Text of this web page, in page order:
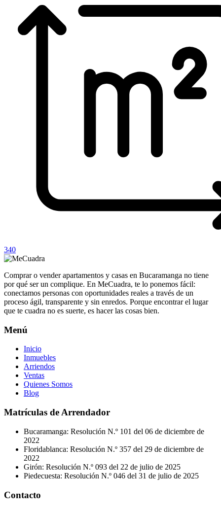
340
Comprar o vender apartamentos y casas en Bucaramanga no tiene
por qué ser un complique. En MeCuadra, te lo ponemos fácil:
conectamos personas con oportunidades reales a través de un
proceso ágil, transparente y sin enredos. Porque encontrar el lugar
que te cuadra no es suerte, es hacer las cosas bien.
Menú
Inicio
Inmuebles
Arriendos
Ventas
Quienes Somos
Blog
Matrículas de Arrendador
Bucaramanga: Resolución N.º 101 del 06 de diciembre de
2022
Floridablanca: Resolución N.º 357 del 29 de diciembre de
2022
Girón: Resolución N.º 093 del 22 de julio de 2025
Piedecuesta: Resolución N.º 046 del 31 de julio de 2025
Contacto